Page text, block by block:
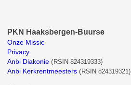
PKN Haaksbergen-Buurse
Onze Missie
Privacy
Anbi Diakonie (RSIN 824319333)
Anbi Kerkrentmeesters (RSIN 824319321)